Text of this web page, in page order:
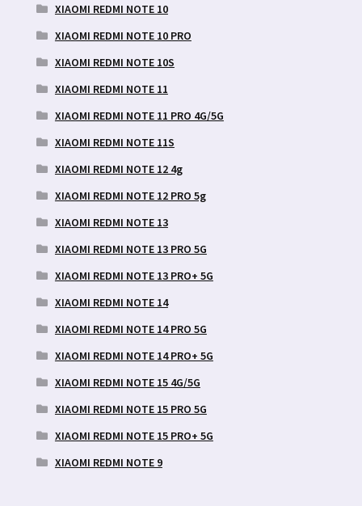
XIAOMI REDMI NOTE 10
XIAOMI REDMI NOTE 10 PRO
XIAOMI REDMI NOTE 10S
XIAOMI REDMI NOTE 11
XIAOMI REDMI NOTE 11 PRO 4G/5G
XIAOMI REDMI NOTE 11S
XIAOMI REDMI NOTE 12 4g
XIAOMI REDMI NOTE 12 PRO 5g
XIAOMI REDMI NOTE 13
XIAOMI REDMI NOTE 13 PRO 5G
XIAOMI REDMI NOTE 13 PRO+ 5G
XIAOMI REDMI NOTE 14
XIAOMI REDMI NOTE 14 PRO 5G
XIAOMI REDMI NOTE 14 PRO+ 5G
XIAOMI REDMI NOTE 15 4G/5G
XIAOMI REDMI NOTE 15 PRO 5G
XIAOMI REDMI NOTE 15 PRO+ 5G
XIAOMI REDMI NOTE 9